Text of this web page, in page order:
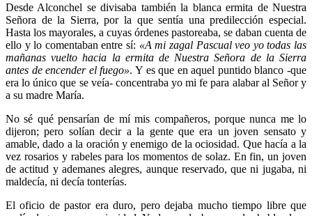
Desde Alconchel se divisaba también la blanca ermita de Nuestra
Señora de la Sierra, por la que sentía una predilección especial.
Hasta los mayorales, a cuyas órdenes pastoreaba, se daban cuenta de
ello y lo comentaban entre sí: «A mi zagal Pascual veo yo todas las
mañanas vuelto hacia la ermita de Nuestra Señora de la Sierra
antes de encender el fuego». Y es que en aquel puntido blanco -que
era lo único que se veía- concentraba yo mi fe para alabar al Señor y
a su madre María.
No sé qué pensarían de mí mis compañeros, porque nunca me lo
dijeron; pero solían decir a la gente que era un joven sensato y
amable, dado a la oración y enemigo de la ociosidad. Que hacía a la
vez rosarios y rabeles para los momentos de solaz. En fin, un joven
de actitud y ademanes alegres, aunque reservado, que ni jugaba, ni
maldecía, ni decía tonterías.
El oficio de pastor era duro, pero dejaba mucho tiempo libre que